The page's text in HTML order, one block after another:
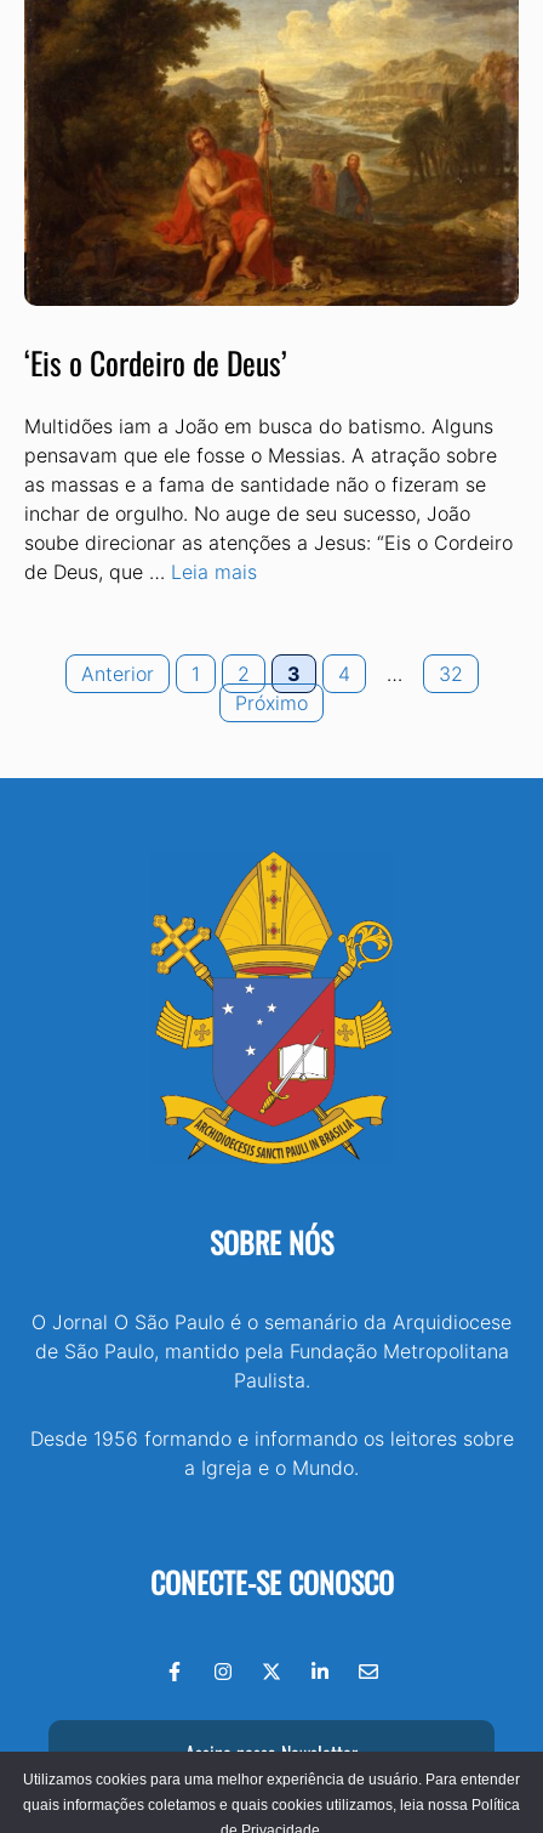
‘Eis o Cordeiro de Deus’
Multidões iam a João em busca do batismo. Alguns
pensavam que ele fosse o Messias. A atração sobre
as massas e a fama de santidade não o fizeram se
inchar de orgulho. No auge de seu sucesso, João
soube direcionar as atenções a Jesus: “Eis o Cordeiro
de Deus, que … Leia mais
Anterior Page
1 Page
2 Page
3 Page
4 … Page
32
Próximo
SOBRE NÓS
O Jornal O São Paulo é o semanário da Arquidiocese
de São Paulo, mantido pela Fundação Metropolitana
Paulista.
Desde 1956 formando e informando os leitores sobre
a Igreja e o Mundo.
CONECTE-SE CONOSCO
Assine nossa Newsletter
Utilizamos cookies para uma melhor experiência de usuário. Para entender
quais informações coletamos e quais cookies utilizamos, leia nossa Política